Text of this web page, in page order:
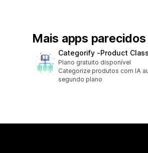
Mais apps parecidos
Categorify ‑Product
Plano gratuito disponível
Categorize produtos com IA
segundo plano